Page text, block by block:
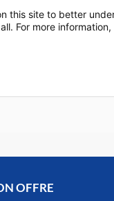
OFFRE